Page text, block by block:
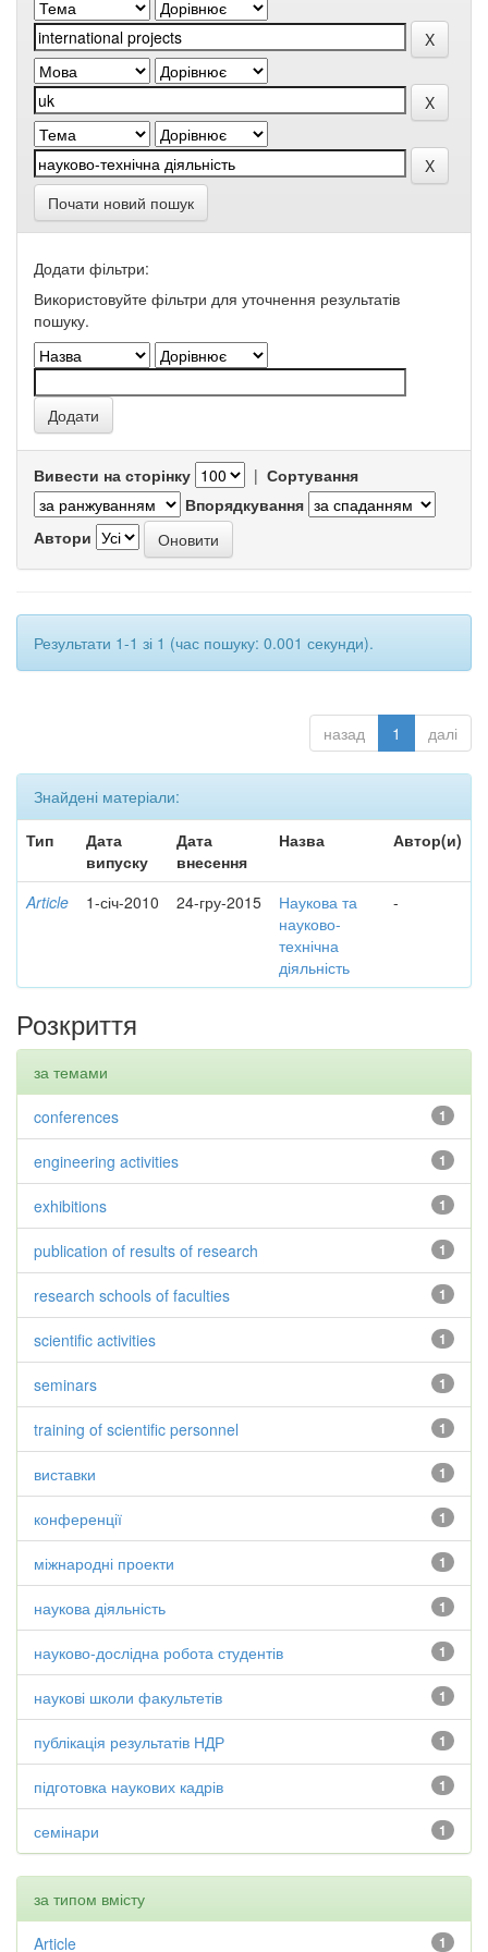
Почати новий пошук
Додати фільтри:
Використовуйте фільтри для уточнення результатів
пошуку.
Вивести на сторінку | Сортування
Впорядкування
Автори
Результати 1-1 зі 1 (час пошуку: 0.001 секунди).
назад 1 далі
Знайдені матеріали:
Тип
Дата
випуску
Дата
внесення
Назва Автор(и)
Article 1-січ-2010 24-гру-2015
Наукова та
науково-
технічна
діяльність
-
Розкриття
за темами
1
conferences
1
engineering activities
1
exhibitions
1
publication of results of research
1
research schools of faculties
1
scientific activities
1
seminars
1
training of scientific personnel
1
виставки
1
конференції
1
міжнародні проекти
1
наукова діяльність
1
науково-дослідна робота студентів
1
наукові школи факультетів
1
публікація результатів НДР
1
підготовка наукових кадрів
1
семінари
за типом вмісту
1
Article